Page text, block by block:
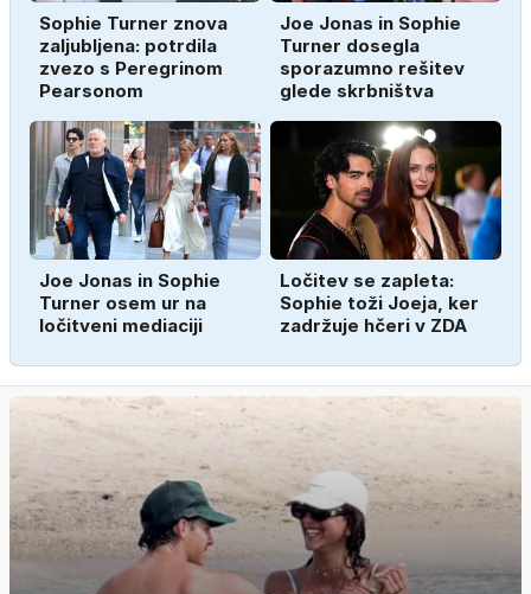
Sophie Turner znova
zaljubljena: potrdila
zvezo s Peregrinom
Pearsonom
Joe Jonas in Sophie
Turner dosegla
sporazumno rešitev
glede skrbništva
Joe Jonas in Sophie
Turner osem ur na
ločitveni mediaciji
Ločitev se zapleta:
Sophie toži Joeja, ker
zadržuje hčeri v ZDA